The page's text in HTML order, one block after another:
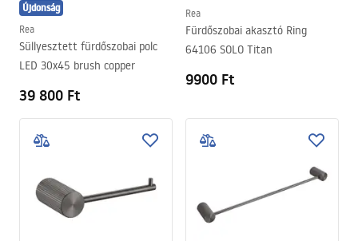
Újdonság
Rea
Süllyesztett fürdőszobai polc
LED 30x45 brush copper
39 800 Ft
Rea
Fürdőszobai akasztó Ring
64106 SOLO Titan
9900 Ft